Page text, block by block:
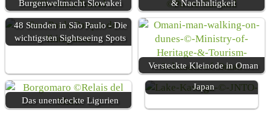
Burgenweltmacht Slowakei
& Nachhaltigkeit
48 Stunden in São Paulo - Die
wichtigsten Sightseeing Spots
Versteckte Kleinode in Oman
Das unentdeckte Ligurien
Acht unbekannte Fakten über
Japan